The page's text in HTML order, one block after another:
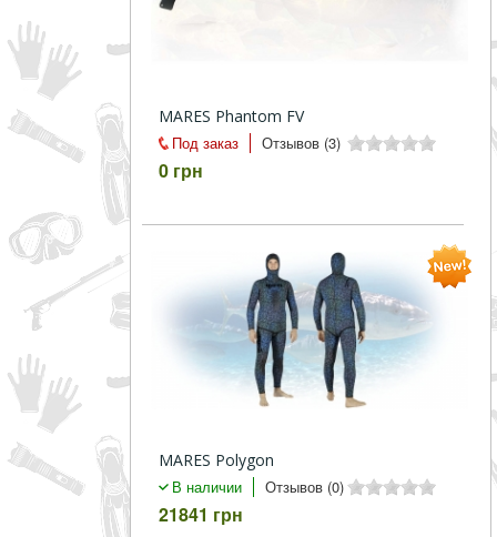
MARES Phantom FV
Под заказ
Отзывов (3)
0 грн
MARES Polygon
В наличии
Отзывов (0)
21841 грн